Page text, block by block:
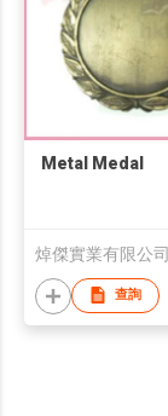
Metal Medal
焯傑實業有限公司
查詢